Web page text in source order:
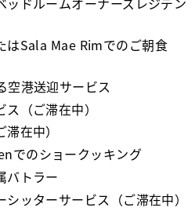
はSala Mae Rimでのご朝食
空港送迎サービス
（ご滞在中）
在中）
でのショークッキング
バトラー
ッターサービス（ご滞在中）